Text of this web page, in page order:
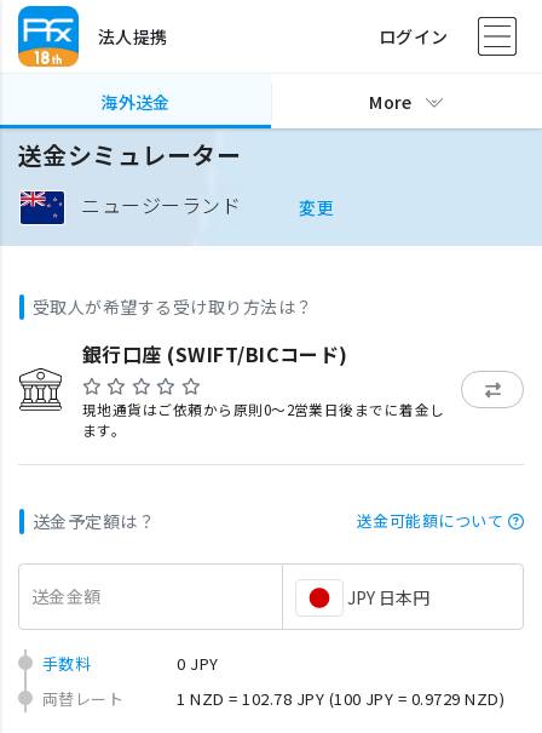
法人提携 ログイン
海外送金 More
送金シミュレーター
ニュージーランド 変更
受取人が希望する受け取り方法は？
銀行口座 (SWIFT/BICコード)
現地通貨はご依頼から原則0〜2営業日後までに着金し
ます。
送金予定額は？ 送金可能額について
送金金額 JPY 日本円
手数料
0 JPY
両替レート
1 NZD = 102.78 JPY (100 JPY = 0.9729 NZD)